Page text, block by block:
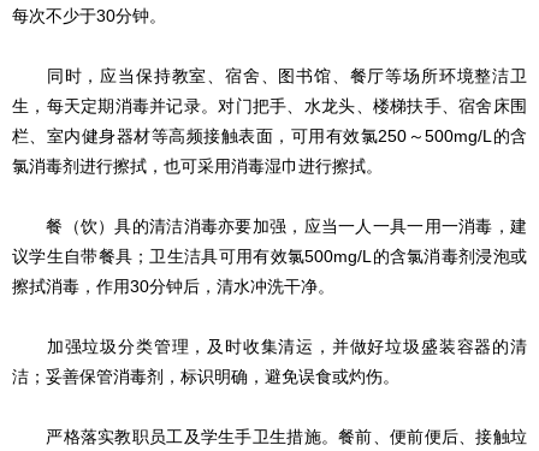
每次不少于30分钟。
同时，应当保持教室、宿舍、图书馆、餐厅等场所环境整洁卫
生，每天定期消毒并记录。对门把手、水龙头、楼梯扶手、宿舍床围
栏、室内健身器材等高频接触表面，可用有效氯250～500mg/L的含
氯消毒剂进行擦拭，也可采用消毒湿巾进行擦拭。
餐（饮）具的清洁消毒亦要加强，应当一人一具一用一消毒，建
议学生自带餐具；卫生洁具可用有效氯500mg/L的含氯消毒剂浸泡或
擦拭消毒，作用30分钟后，清水冲洗干净。
加强垃圾分类管理，及时收集清运，并做好垃圾盛装容器的清
洁；妥善保管消毒剂，标识明确，避免误食或灼伤。
严格落实教职员工及学生手卫生措施。餐前、便前便后、接触垃